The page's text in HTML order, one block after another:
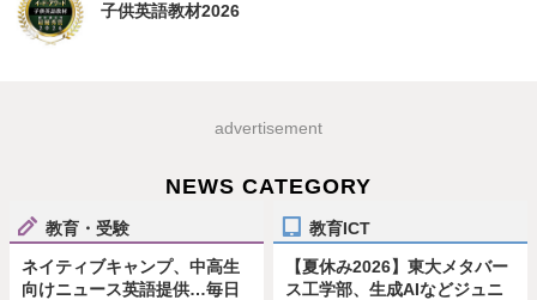
子供英語教材2026
advertisement
NEWS CATEGORY
教育・受験
ネイティブキャンプ、中高生
向けニュース英語提供…毎日
教育ICT
【夏休み2026】東大メタバー
ス工学部、生成AIなどジュニ